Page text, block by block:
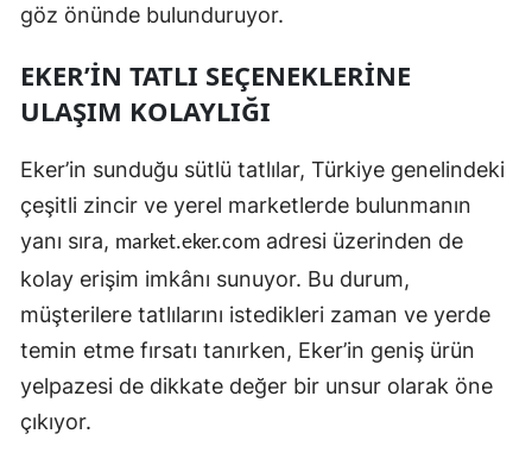
göz önünde bulunduruyor.
EKER’IN TATLI SEÇENEKLERINE
ULAŞIM KOLAYLIĞI
Eker’in sunduğu sütlü tatlılar, Türkiye genelindeki
çeşitli zincir ve yerel marketlerde bulunmanın
yanı sıra, market.eker.com adresi üzerinden de
kolay erişim imkânı sunuyor. Bu durum,
müşterilere tatlılarını istedikleri zaman ve yerde
temin etme fırsatı tanırken, Eker’in geniş ürün
yelpazesi de dikkate değer bir unsur olarak öne
çıkıyor.